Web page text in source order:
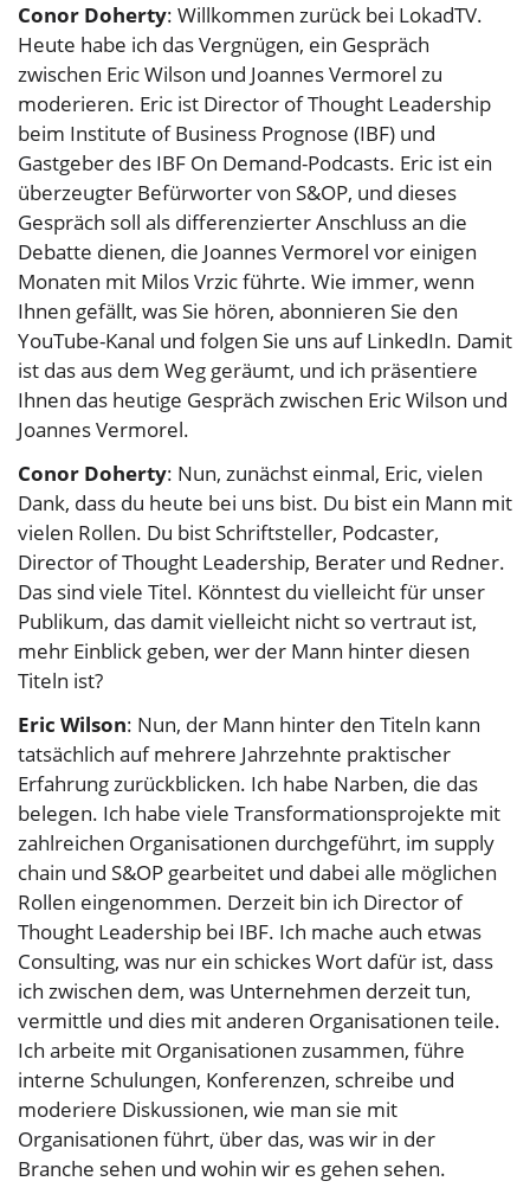
Conor Doherty: Willkommen zurück bei LokadTV.
Heute habe ich das Vergnügen, ein Gespräch
zwischen Eric Wilson und Joannes Vermorel zu
moderieren. Eric ist Director of Thought Leadership
beim Institute of Business Prognose (IBF) und
Gastgeber des IBF On Demand-Podcasts. Eric ist ein
überzeugter Befürworter von S&OP, und dieses
Gespräch soll als differenzierter Anschluss an die
Debatte dienen, die Joannes Vermorel vor einigen
Monaten mit Milos Vrzic führte. Wie immer, wenn
Ihnen gefällt, was Sie hören, abonnieren Sie den
YouTube-Kanal und folgen Sie uns auf LinkedIn. Damit
ist das aus dem Weg geräumt, und ich präsentiere
Ihnen das heutige Gespräch zwischen Eric Wilson und
Joannes Vermorel.
Conor Doherty: Nun, zunächst einmal, Eric, vielen
Dank, dass du heute bei uns bist. Du bist ein Mann mit
vielen Rollen. Du bist Schriftsteller, Podcaster,
Director of Thought Leadership, Berater und Redner.
Das sind viele Titel. Könntest du vielleicht für unser
Publikum, das damit vielleicht nicht so vertraut ist,
mehr Einblick geben, wer der Mann hinter diesen
Titeln ist?
Eric Wilson: Nun, der Mann hinter den Titeln kann
tatsächlich auf mehrere Jahrzehnte praktischer
Erfahrung zurückblicken. Ich habe Narben, die das
belegen. Ich habe viele Transformationsprojekte mit
zahlreichen Organisationen durchgeführt, im supply
chain und S&OP gearbeitet und dabei alle möglichen
Rollen eingenommen. Derzeit bin ich Director of
Thought Leadership bei IBF. Ich mache auch etwas
Consulting, was nur ein schickes Wort dafür ist, dass
ich zwischen dem, was Unternehmen derzeit tun,
vermittle und dies mit anderen Organisationen teile.
Ich arbeite mit Organisationen zusammen, führe
interne Schulungen, Konferenzen, schreibe und
moderiere Diskussionen, wie man sie mit
Organisationen führt, über das, was wir in der
Branche sehen und wohin wir es gehen sehen.